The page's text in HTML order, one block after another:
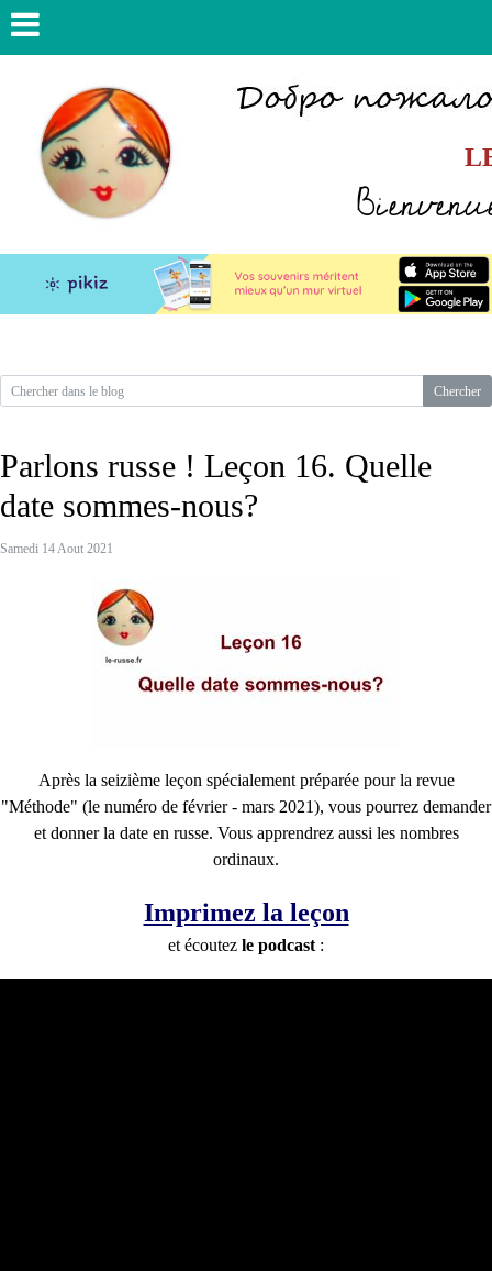
Parlons russe ! Leçon 16. Quelle
date sommes-nous?
Samedi 14 Aout 2021
Après la seizième leçon spécialement préparée pour la revue
"Méthode" (le numéro de février - mars 2021), vous pourrez demander
et donner la date en russe. Vous apprendrez aussi les nombres
ordinaux.
Imprimez la leçon
et écoutez le podcast :